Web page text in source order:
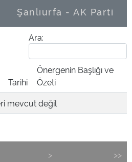
Şanlıurfa - AK Parti
Ara:
Tarihi
Önergenin Başlığı ve
Özeti
mevcut değil
> >>